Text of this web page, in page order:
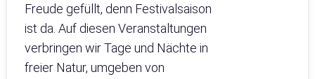
Freude gefüllt, denn Festivalsaison
ist da. Auf diesen Veranstaltungen
verbringen wir Tage und Nächte in
freier Natur, umgeben von